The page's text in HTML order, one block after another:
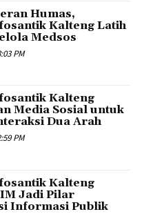
Humas,
Kalteng Latih
Medsos
PM
Kalteng
Media Sosial untuk
Dua Arah
PM
Kalteng
Jadi Pilar
Informasi Publik